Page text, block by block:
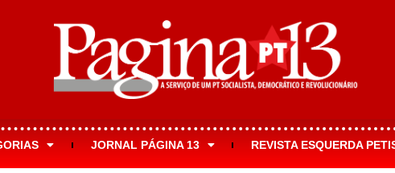
JORNAL PÁGINA 13 REVISTA ESQUERDA